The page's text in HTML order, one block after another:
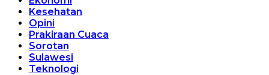
Kesehatan
Opini
Prakiraan Cuaca
Sorotan
Sulawesi
Teknologi